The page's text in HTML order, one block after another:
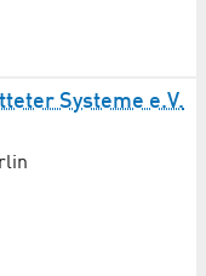
Systeme e.V.